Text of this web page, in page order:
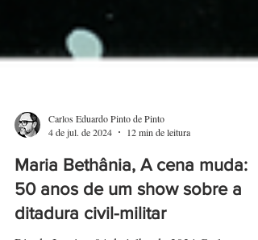
4 de jul. de 2024
12 min de leitura
Maria Bethânia, A cena muda:
50 anos de um show sobre a